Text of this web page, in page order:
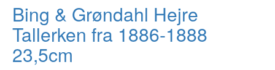
Bing & Grøndahl Hejre
Tallerken fra 1886-1888
23,5cm